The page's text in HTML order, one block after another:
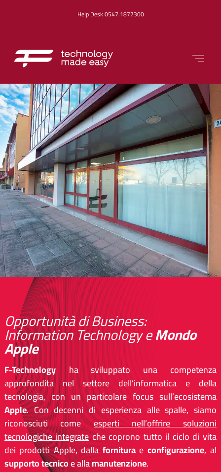
Help Desk 0547.1877300
Opportunità di Business:
Information Technology eMondo
Apple
F-Technologyha sviluppato una competenza
approfondita nel settore dell’informatica e della
tecnologia, con un particolare focus sull’ecosistema
Apple. Con decenni di esperienza alle spalle, siamo
riconosciuti comeesperti nell’offrire soluzioni
tecnologiche integrateche coprono tutto il ciclo di vita
dei prodotti Apple, dallaforniturae configurazione, al
supporto tecnicoe allamanutenzione.